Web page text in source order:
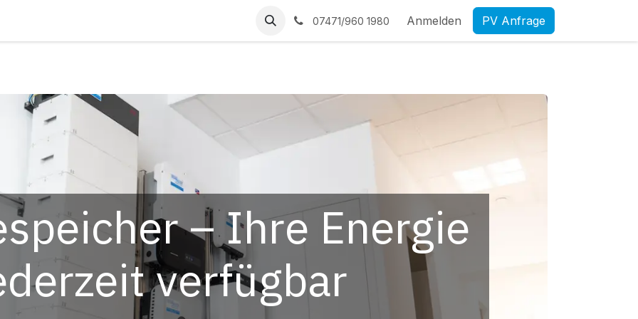
07471/960 1980 Anmelden PV Anfrage
– Ihre Energie
verfügbar